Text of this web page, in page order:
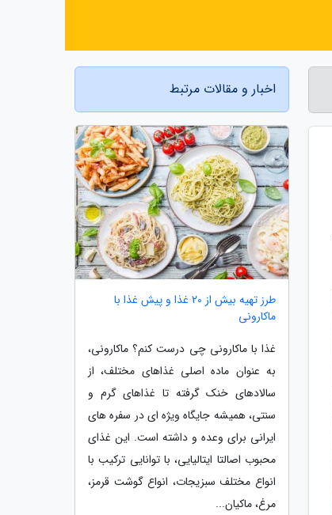
اخبار و مقالات مرتبط
طرز تهیه بیش از 20 غذا و پیش غذا با
ماکارونی
غذا با ماکارونی چی درست کنم؟ ماکارونی،
به عنوان ماده اصلی غذاهای مختلف، از
سالادهای خنک گرفته تا غذاهای گرم و
سنتی، همیشه جایگاه ویژه ای در سفره های
ایرانی برای وعده و داشته است. این غذای
محبوب اصالتا ایتالیایی، با توانایی ترکیب با
انواع مختلف سبزیجات، انواع گوشت قرمز،
مرغ، ماکیان...